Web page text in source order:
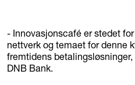
- Innovasjonscafé er stedet
nettverk og temaet for denne
fremtidens
DNB Bank.